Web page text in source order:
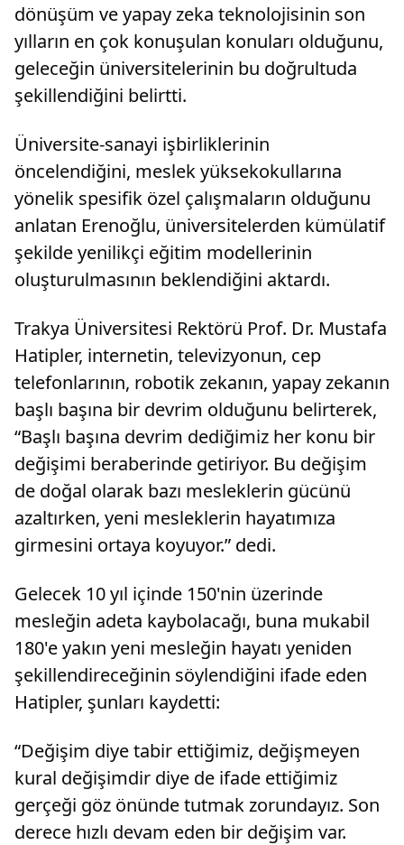
dönüşüm ve yapay zeka teknolojisinin son
yılların en çok konuşulan konuları olduğunu,
geleceğin üniversitelerinin bu doğrultuda
şekillendiğini belirtti.
Üniversite-sanayi işbirliklerinin
öncelendiğini, meslek yüksekokullarına
yönelik spesifik özel çalışmaların olduğunu
anlatan Erenoğlu, üniversitelerden kümülatif
şekilde yenilikçi eğitim modellerinin
oluşturulmasının beklendiğini aktardı.
Trakya Üniversitesi Rektörü Prof. Dr. Mustafa
Hatipler, internetin, televizyonun, cep
telefonlarının, robotik zekanın, yapay zekanın
başlı başına bir devrim olduğunu belirterek,
“Başlı başına devrim dediğimiz her konu bir
değişimi beraberinde getiriyor. Bu değişim
de doğal olarak bazı mesleklerin gücünü
azaltırken, yeni mesleklerin hayatımıza
girmesini ortaya koyuyor.” dedi.
Gelecek 10 yıl içinde 150'nin üzerinde
mesleğin adeta kaybolacağı, buna mukabil
180'e yakın yeni mesleğin hayatı yeniden
şekillendireceğinin söylendiğini ifade eden
Hatipler, şunları kaydetti:
“Değişim diye tabir ettiğimiz, değişmeyen
kural değişimdir diye de ifade ettiğimiz
gerçeği göz önünde tutmak zorundayız. Son
derece hızlı devam eden bir değişim var.